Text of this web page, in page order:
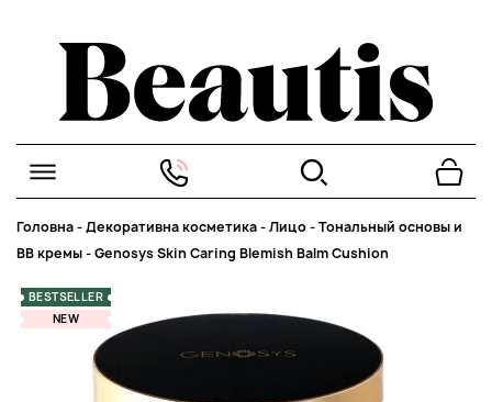
Головна-Декоративна косметика-Лицо-Тональный основы и
BB кремы-Genosys Skin Caring Blemish Balm Cushion
BESTSELLER
NEW